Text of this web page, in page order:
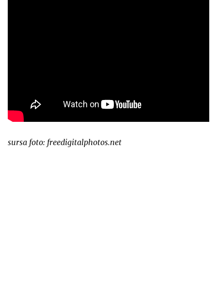
sursa foto: freedigitalphotos.net